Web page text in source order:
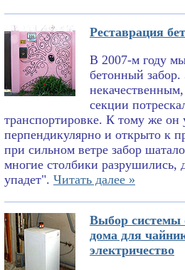
Реставрация
В 2007-м году
бетонный забор.
секции
транспортировке. К тому же он
перпендикулярно и открыто к
при сильном ветре забор
многие столбики разрушились,
упадет". Читать далее »
Выбор системы
дома для
электричество